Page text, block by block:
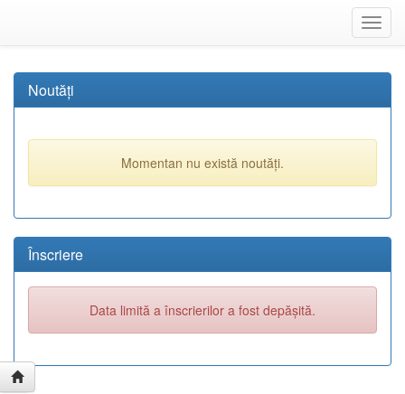
Noutăți
Momentan nu există noutăți.
Înscriere
Data limită a înscrierilor a fost depășită.